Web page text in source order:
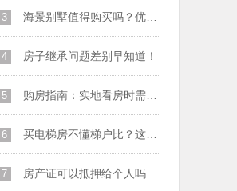
3 海景别墅值得购买吗？优缺点大梳理
4 房子继承问题差别早知道！
5 购房指南：实地看房时需要注意哪些问题
6 买电梯房不懂梯户比？这关系到您居住的舒适度
7 房产证可以抵押给个人吗？有哪些注意事项？